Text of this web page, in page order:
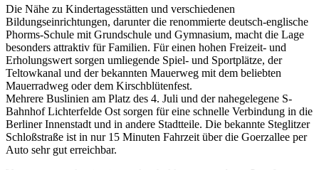
Die Nähe zu Kindertagesstätten und verschiedenen
Bildungseinrichtungen, darunter die renommierte deutsch-englische
Phorms-Schule mit Grundschule und Gymnasium, macht die Lage
besonders attraktiv für Familien. Für einen hohen Freizeit- und
Erholungswert sorgen umliegende Spiel- und Sportplätze, der
Teltowkanal und der bekannten Mauerweg mit dem beliebten
Mauerradweg oder dem Kirschblütenfest.
Mehrere Buslinien am Platz des 4. Juli und der nahegelegene S-
Bahnhof Lichterfelde Ost sorgen für eine schnelle Verbindung in die
Berliner Innenstadt und in andere Stadtteile. Die bekannte Steglitzer
Schloßstraße ist in nur 15 Minuten Fahrzeit über die Goerzallee per
Auto sehr gut erreichbar.